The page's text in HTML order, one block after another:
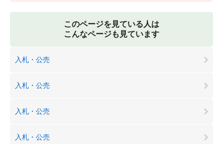
このページを見ている人は
こんなページも見ています
入札・公売
入札・公売
入札・公売
入札・公売